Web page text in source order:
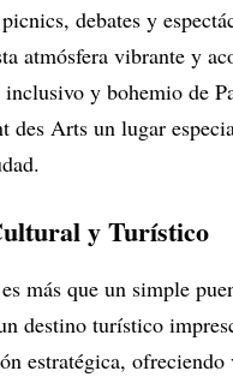
debates y
atmósfera vibrante y
y bohemio de
des Arts un lugar
y Turístico
más que un simple
destino turístico
estratégica, ofreciendo